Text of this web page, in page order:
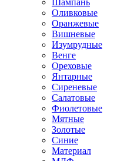
Шампань
Оливковые
Оранжевые
Вишневые
Изумрудные
Венге
Ореховые
Янтарные
Сиреневые
Салатовые
Фиолетовые
Мятные
Золотые
Синие
Материал